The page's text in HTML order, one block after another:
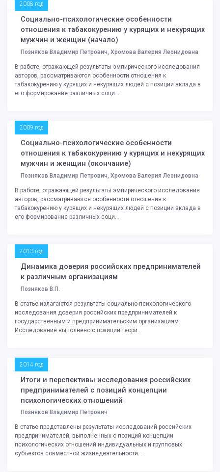
2008 год
Социально-психологические особенности
отношения к табакокурению у курящих и некурящих
мужчин и женщин (начало)
Позняков Владимир Петрович, Хромова Валерия Леонидовна
В работе, отражающей результаты эмпирического исследования
авторов, рассматриваются особенности отношения к
табакокурению у курящих и некурящих людей с позиции вклада в
его формирование различных соци...
2009 год
Социально-психологические особенности
отношения к табакокурению у курящих и некурящих
мужчин и женщин (окончание)
Позняков Владимир Петрович, Хромова Валерия Леонидовна
В работе, отражающей результаты эмпирического исследования
авторов, рассматриваются особенности отношения к
табакокурению у курящих и некурящих людей с позиции вклада в
его формирование различных соци...
2013 год
Динамика доверия российских предпринимателей
к различным организациям
Позняков В.П.
В статье излагаются результаты социально-психологического
исследования доверия российских предпринимателей к
государственным и предпринимательским организациям.
Исследование выполнено с позиций теори...
2014 год
Итоги и перспективы исследования российских
предпринимателей с позиций концепции
психологических отношений
Позняков Владимир Петрович
В статье представлены результаты исследований российских
предпринимателей, выполненных с позиций концепции
психологических отношений индивидуальных и групповых
субъектов совместной жизнедеятельности. ...